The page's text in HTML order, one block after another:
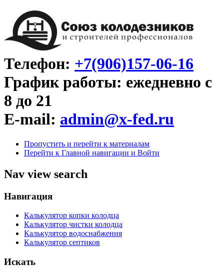
Телефон: +7(906)157-06-16
График работы: ежедневно с
8 до 21
E-mail: admin@x-fed.ru
Пропустить и перейти к материалам
Перейти к Главной навигации и Войти
Nav view search
Навигация
Калькулятор копки колодца
Калькулятор чистки колодца
Калькулятор водоснабжения
Калькулятор септиков
Искать